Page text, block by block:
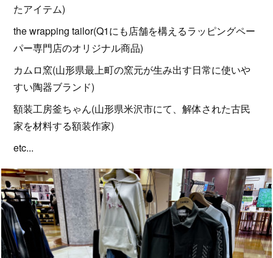
たアイテム)
the wrapping tailor(Q1にも店舗を構えるラッピングペー
パー専門店のオリジナル商品)
カムロ窯(山形県最上町の窯元が生み出す日常に使いや
すい陶器ブランド)
額装工房釜ちゃん(山形県米沢市にて、解体された古民
家を材料する額装作家)
etc...